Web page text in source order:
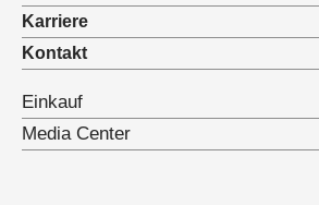
Karriere
Kontakt
Einkauf
Media Center